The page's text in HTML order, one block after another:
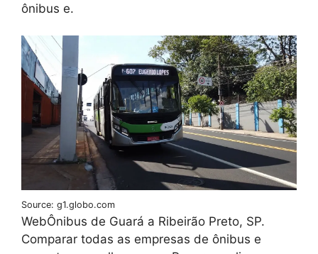
ônibus e.
Source: g1.globo.com
WebÔnibus de Guará a Ribeirão Preto, SP.
Comparar todas as empresas de ônibus e